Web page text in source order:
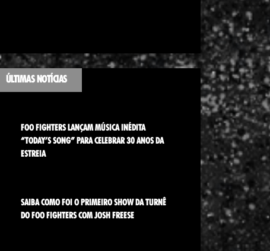
ÚLTIMAS NOTÍCIAS
FOO FIGHTERS LANÇAM MÚSICA INÉDITA
“TODAY’S SONG” PARA CELEBRAR 30 ANOS DA
ESTREIA
SAIBA COMO FOI O PRIMEIRO SHOW DA TURNÊ
DO FOO FIGHTERS COM JOSH FREESE